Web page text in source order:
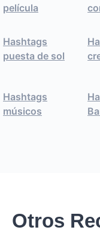
película
Hashtags
puesta de sol
Hashtags
músicos
Otros